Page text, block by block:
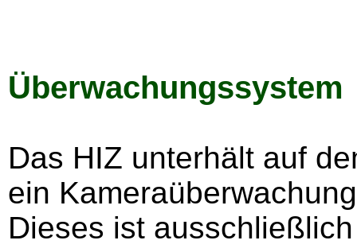
Überwachungssystem
Das HIZ unterhält auf
ein
Dieses ist